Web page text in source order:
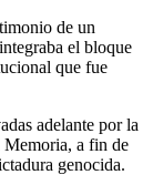
de un
el bloque
que fue
adelante por la
Memoria, a fin de
genocida.